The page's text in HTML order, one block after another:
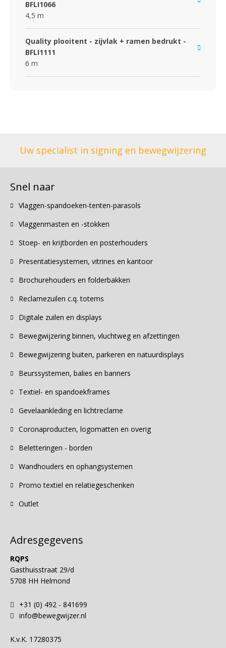
BFLI1066
4,5 m
Quality plooitent - zijvlak + ramen bedrukt -
BFLI1111
6 m
Uw specialist in signing en bewegwijzering
Adresgegevens
RQPS
Gasthuisstraat 29/d
5708 HH Helmond
+31 (0) 492 - 841699
info@bewegwijzer.nl
K.v.K. 17280375
Snel naar
Vlaggen-spandoeken-tenten-parasols
Vlaggenmasten en -stokken
Stoep- en krijtborden en posterhouders
Presentatiesystemen, vitrines en kantoor
Brochurehouders en folderbakken
Reclamezuilen c.q. totems
Digitale zuilen en displays
Bewegwijzering binnen, vluchtweg en afzettingen
Bewegwijzering buiten, parkeren en natuurdisplays
Beurssystemen, balies en banners
Textiel- en spandoekframes
Gevelaankleding en lichtreclame
Coronaproducten, logomatten en overig
Beletteringen - borden
Wandhouders en ophangsystemen
Promo textiel en relatiegeschenken
Outlet